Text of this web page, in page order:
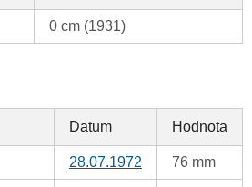
0 cm (1931)
Datum Hodnota
28.07.1972 76 mm